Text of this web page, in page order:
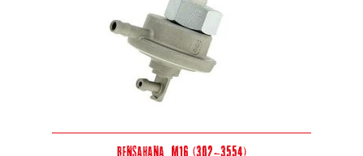
Bensahana, M16 (302-3554)